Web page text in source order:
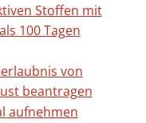
Stoffen mit
100 Tagen
von
beantragen
aufnehmen